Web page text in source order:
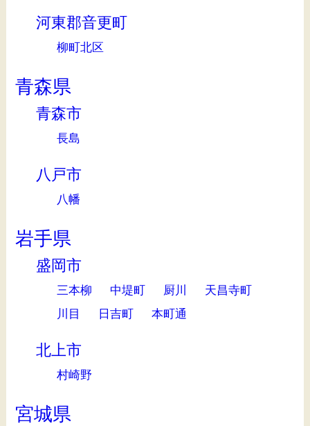
河東郡音更町
柳町北区
青森県
青森市
長島
八戸市
八幡
岩手県
盛岡市
三本柳 中堤町 厨川
天昌寺町
川目
日吉町 本町通
北上市
村崎野
宮城県